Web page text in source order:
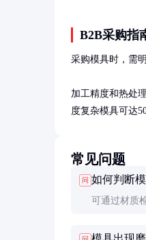
B2B采购指
采购模具时，需
加工精度和热处
度复杂模具可达
常见问题
问 如何判断
可通过材质